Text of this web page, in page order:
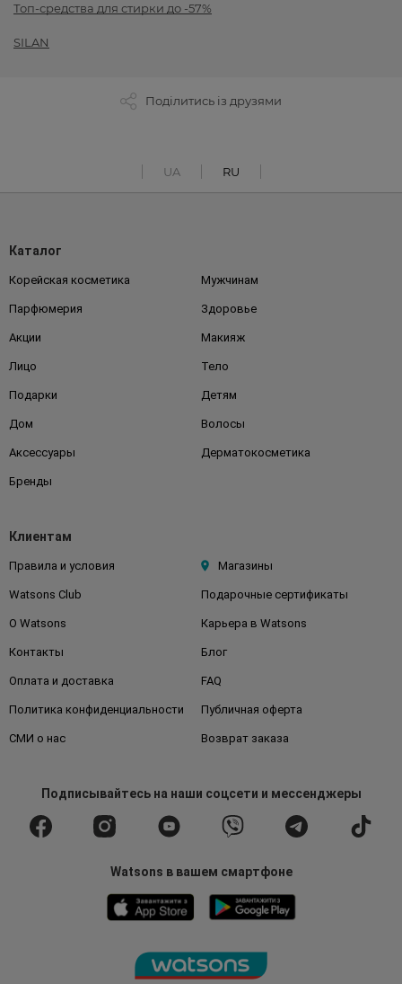
Топ-средства для стирки до -57%
SILAN
Поділитись із друзями
UA RU
Каталог
Корейская косметика Мужчинам
Парфюмерия Здоровье
Акции Макияж
Лицо Тело
Подарки Детям
Дом Волосы
Аксессуары Дерматокосметика
Бренды
Клиентам
Правила и условия Магазины
Watsons Club Подарочные сертификаты
О Watsons Карьера в Watsons
Контакты Блог
Оплата и доставка FAQ
Политика конфиденциальности Публичная оферта
СМИ о нас Возврат заказа
Подписывайтесьна наши соцсети и мессенджеры
Watsons в вашем смартфоне